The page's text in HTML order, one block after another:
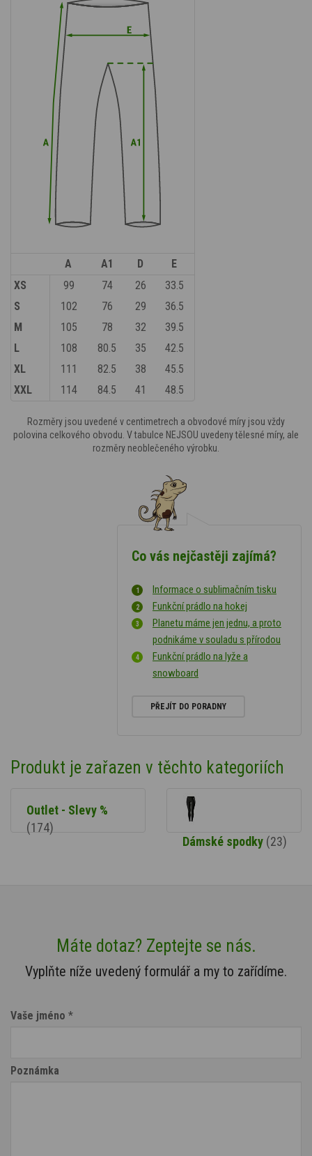
A A1 D
E
XS
99 74 26
33.5
S
102 76 29
36.5
M
105 78 32
39.5
L
108 80.5 35
42.5
XL
111 82.5 38
45.5
XXL
114 84.5 41 48.5
Rozměry jsou uvedené v centimetrech a obvodové míry jsou vždy
polovina celkového obvodu. V tabulce NEJSOU uvedeny tělesné míry, ale
rozměry neoblečeného výrobku.
Co vás nejčastěji zajímá?
Informace o sublimačním tisku
Funkční prádlo na hokej
Planetu máme jen jednu, a proto
podnikáme v souladu s přírodou
Funkční prádlo na lyže a
snowboard
PŘEJÍT DO PORADNY
Produkt je zařazen v těchto kategoriích
Outlet - Slevy %
(174)
Dámské spodky (23)
Máte dotaz? Zeptejte se nás.
Vyplňte níže uvedený formulář a my to zařídíme.
Vaše jméno *
Poznámka